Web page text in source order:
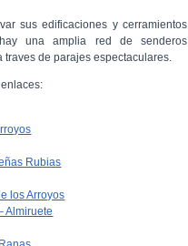
sus edificaciones y cerramientos
una amplia red de senderos
de parajes espectaculares.
Rubias
los Arroyos
Almiruete